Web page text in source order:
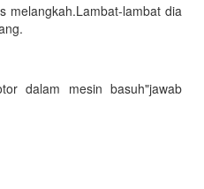
melangkah.Lambat-lambat dia
dalam mesin basuh"jawab